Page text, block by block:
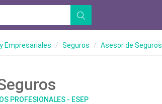
Empresariales Seguros Asesor de Seguros
PROFESIONALES - ESEP